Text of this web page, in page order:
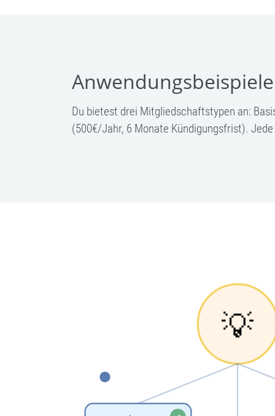
Anwendungsbeispiele
Du bietest drei Mitgliedschaftstypen an:
(500€/Jahr, 6 Monate Kündigungsfrist).